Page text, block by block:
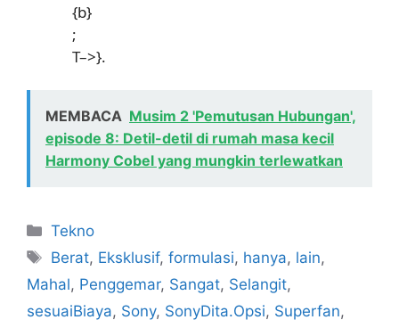
{b}
;
T–>}.
MEMBACA Musim 2 'Pemutusan Hubungan',
episode 8: Detil-detil di rumah masa kecil
Harmony Cobel yang mungkin terlewatkan
Kategori
Tekno
Tag
Berat, Eksklusif,formulasi, hanya, lain,
Mahal, Penggemar, Sangat, Selangit,
sesuaiBiaya, Sony, SonyDita.Opsi, Superfan,